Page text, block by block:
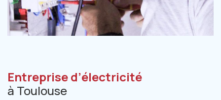
Entreprise d’électricité
à Toulouse